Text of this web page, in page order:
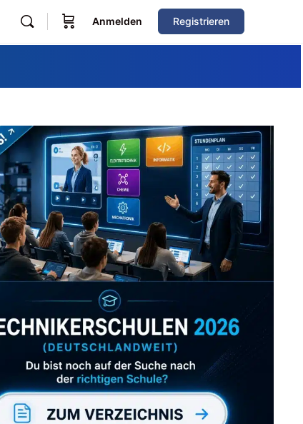
Anmelden Registrieren
Zum Verzeichnis
Abonniere uns auch
gerne
wenn dir unsere Videos gefallen!